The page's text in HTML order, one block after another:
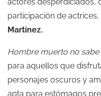
participación de
Martínez.
Hombre muerto no sabe
para aquellos que
personajes oscuros y
apta para estómagos